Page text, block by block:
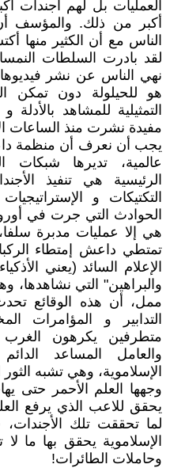
العمليات بل لهم أجندات
أكبر من ذلك. والمؤسف
الناس مع أن الكثير منها
لقد بادرت السلطات
نهي الناس عن نشر
هو للحيلولة دون تمكن
التمثيلية للمشاهد
مفيدة نشرت منذ الساعات
يجب أن نعرف أن منظمة
عالمية، تديرها شبكات
الرئيسية هي تنفيذ
التكتيكات و
الحوادث التي جرت في
هي إلا عمليات مدبرة
تمتطي داعش إمتطاء
الإعلام السائد (يعني
والبراهين" التي نشاهدها،
ممل، أن هذه الوقائع
التدابير و المؤامرات
متطرفين يكرهون الغرب
والعامل المساعد
الإسلاموية، وهي تشبه
وجهها العلم الأحمر حتى
يحقق للاعب الذي يرفع
لما تحققت تلك
وحاملات الطائرات!